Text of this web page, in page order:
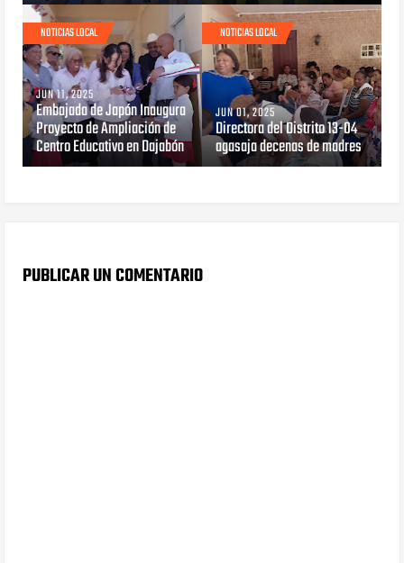
NOTICIAS LOCAL
JUN 11, 2025
Embajada de Japón Inaugura
Proyecto de Ampliación de
Centro Educativo en Dajabón
NOTICIAS LOCAL
JUN 01, 2025
Directora del Distrito 13-04
agasaja decenas de madres
PUBLICAR UN COMENTARIO